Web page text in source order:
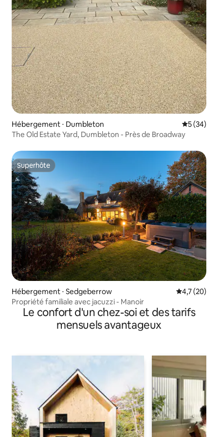
Hébergement ⋅ Dumbleton
5 (34)
The Old Estate Yard, Dumbleton - Près de Broadway
Superhôte
Superhôte
Hébergement ⋅ Sedgeberrow Évaluation
4,7 (20)
Propriété familiale avec jacuzzi - Manoir
Le confort d'un chez-soi et des tarifs
mensuels avantageux